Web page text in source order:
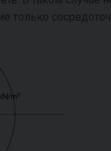
только